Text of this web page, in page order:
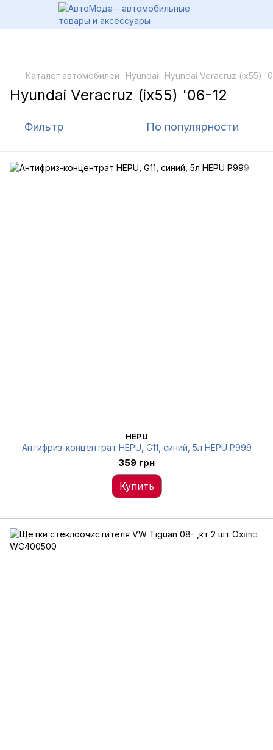
Каталог автомобилей Hyundai Hyundai Veracruz (ix55)
Hyundai Veracruz (ix55) '06-12
Фильтр По популярности
HEPU
Антифриз-концентрат HEPU, G11, синий, 5л HEPU P999
359 грн
Купить